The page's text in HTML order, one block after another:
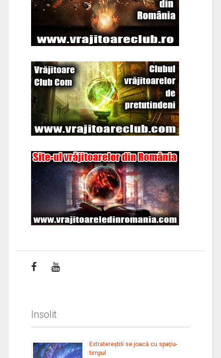
Insolit
Extratereştrii se joacă cu spaţiu-
timpul